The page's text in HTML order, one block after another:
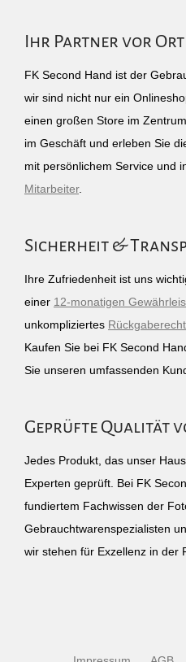
Ihr Partner vor
FK Second Hand ist der
wir sind nicht nur ein
einen großen Store im
im Geschäft und erleben Sie
mit persönlichem Service und
Mitarbeiter.
Sicherheit &
Ihre Zufriedenheit ist uns
einer 12-monatigen
unkompliziertes Rückgaberecht
Kaufen Sie bei FK Second
Sie unseren umfassenden
Geprüfte Qualität
Jedes Produkt, das unser
Experten geprüft. Bei FK
fundiertem Fachwissen der
Gebrauchtwarenspezialisten
wir stehen für Exzellenz in der